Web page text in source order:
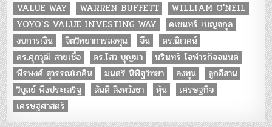
VALUE WAY
WARREN BUFFETT
WILLIAM O'NEIL
YOYO’S VALUE INVESTING WAY
คเชนทร์ เบญจกุล
งบการเงิน
จิตวิทยาการลงทุน จีน
ดร.นิเวศน์
ดร.ศุภวุฒิ สายเชื้อ
ดร.ไสว บุญมา
นรินทร์ โอฬารกิจอนันต์
พีรพงศ์ สุวรรณโภคิน
มนตรี นิพิฐวิทยา ลงทุน
ลูกอีสาน
วิบูลย์ พึงประเสริฐ
สันติ สิงหวังชา หุ้น
เศรษฐกิจ
เศรษฐศาสตร์